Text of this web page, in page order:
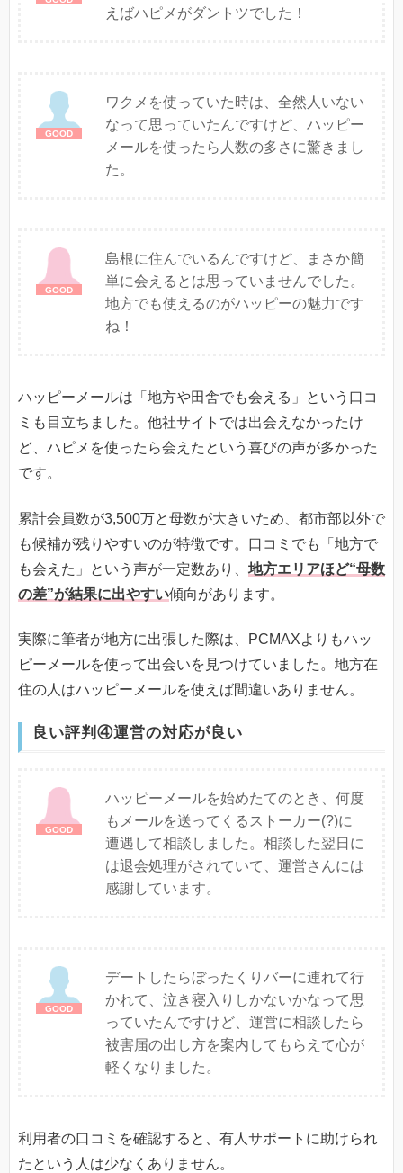
えばハピメがダントツでした！
ワクメを使っていた時は、全然人いない
なって思っていたんですけど、ハッピー
メールを使ったら人数の多さに驚きまし
た。
島根に住んでいるんですけど、まさか簡
単に会えるとは思っていませんでした。
地方でも使えるのがハッピーの魅力です
ね！
ハッピーメールは「地方や田舎でも会える」という口コ
ミも目立ちました。他社サイトでは出会えなかったけ
ど、ハピメを使ったら会えたという喜びの声が多かった
です。
累計会員数が3,500万と母数が大きいため、都市部以外で
も候補が残りやすいのが特徴です。口コミでも「地方で
も会えた」という声が一定数あり、 地方エリアほど“母数
の差”が結果に出やすい傾向があります。
実際に筆者が地方に出張した際は、PCMAXよりもハッ
ピーメールを使って出会いを見つけていました。地方在
住の人はハッピーメールを使えば間違いありません。
良い評判④運営の対応が良い
ハッピーメールを始めたてのとき、何度
もメールを送ってくるストーカー(?)に
遭遇して相談しました。相談した翌日に
は退会処理がされていて、運営さんには
感謝しています。
デートしたらぼったくりバーに連れて行
かれて、泣き寝入りしかないかなって思
っていたんですけど、運営に相談したら
被害届の出し方を案内してもらえて心が
軽くなりました。
利用者の口コミを確認すると、有人サポートに助けられ
たという人は少なくありません。